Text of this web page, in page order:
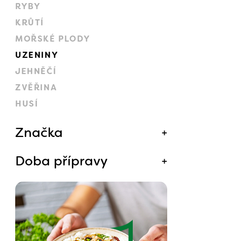
RYBY
KRŮTÍ
MOŘSKÉ PLODY
UZENINY
JEHNĚČÍ
ZVĚŘINA
HUSÍ
Značka
Doba přípravy